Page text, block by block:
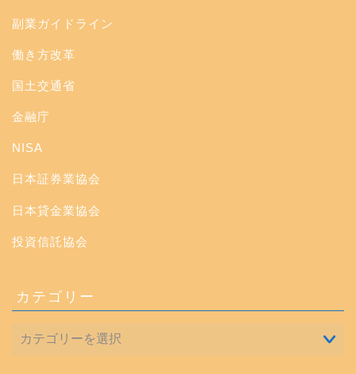
副業ガイドライン
働き方改革
国土交通省
金融庁
NISA
日本証券業協会
日本貸金業協会
投資信託協会
カテゴリー